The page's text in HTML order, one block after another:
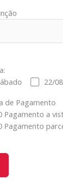
22/
de Pagamento
Pagamento a
Pagamento